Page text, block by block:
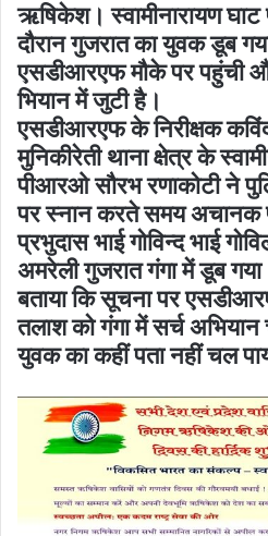
ऋषिकेश। स्वामीनारायण
दौरान गुजरात का युवक डूब
एसडीआरएफ मौके पर पहुंची
भियान में जुटी है।
एसडीआरएफ के निरीक्षक
मुनिकीरेती थाना क्षेत्र के
पीआरओ सौरभ रणाकोटी ने
पर स्नान करते समय अचानक
प्रभुदास भाई गोविन्द भाई
अमरेली गुजरात गंगा में डूब
बताया कि सूचना पर
तलाश को गंगा में सर्च
युवक का कहीं पता नहीं चल